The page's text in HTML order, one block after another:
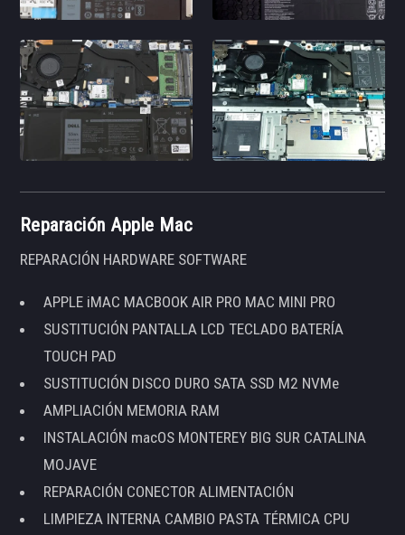
Reparación Apple Mac
REPARACIÓN HARDWARE SOFTWARE
APPLE iMAC MACBOOK AIR PRO MAC MINI PRO
SUSTITUCIÓN PANTALLA LCD TECLADO BATERÍA
TOUCH PAD
SUSTITUCIÓN DISCO DURO SATA SSD M2 NVMe
AMPLIACIÓN MEMORIA RAM
INSTALACIÓN macOS MONTEREY BIG SUR CATALINA
MOJAVE
REPARACIÓN CONECTOR ALIMENTACIÓN
LIMPIEZA INTERNA CAMBIO PASTA TÉRMICA CPU